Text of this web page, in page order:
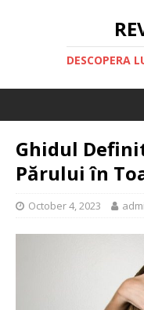
DESCOPERA
Ghidul
Părului în
October 4, 2023